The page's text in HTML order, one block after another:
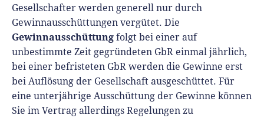
Gesellschafter werden generell nur durch
Gewinnausschüttungen vergütet. Die
Gewinnausschüttung folgt bei einer auf
unbestimmte Zeit gegründeten GbR einmal jährlich,
bei einer befristeten GbR werden die Gewinne erst
bei Auflösung der Gesellschaft ausgeschüttet. Für
eine unterjährige Ausschüttung der Gewinne können
Sie im Vertrag allerdings Regelungen zu